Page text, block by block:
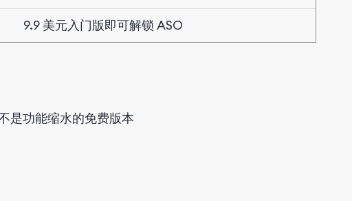
9.9 美元入门版即可解锁 ASO
是功能缩水的免费版本